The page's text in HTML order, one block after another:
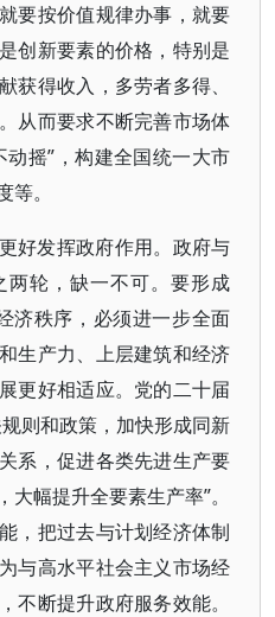
要按价值规律办事，就要
创新要素的价格，特别是
获得收入，多劳者多得、
从而要求不断完善市场体
摇”，构建全国统一大市
。
好发挥政府作用。政府与
轮，缺一不可。要形成
济秩序，必须进一步全面
生产力、上层建筑和经济
更好相适应。党的二十届
则和政策，加快形成同新
系，促进各类先进生产要
幅提升全要素生产率”。
，把过去与计划经济体制
与高水平社会主义市场经
不断提升政府服务效能。